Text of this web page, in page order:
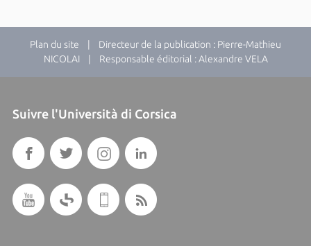
Plan du site | Directeur de la publication : Pierre-Mathieu
NICOLAI | Responsable éditorial : Alexandre VELA
Suivre l'Università di Corsica